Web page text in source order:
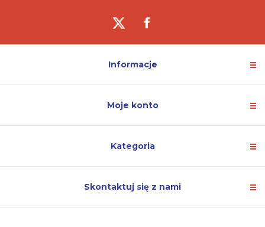
Informacje
Moje konto
Kategoria
Skontaktuj się z nami